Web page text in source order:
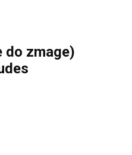
do zmage)